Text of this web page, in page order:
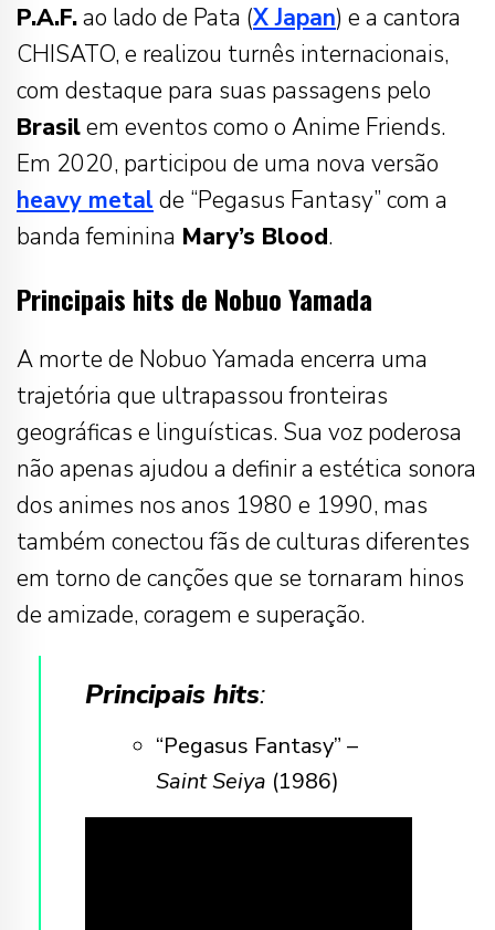
P.A.F.ao lado de Pata (X Japan) e a cantora
CHISATO, e realizou turnês internacionais,
com destaque para suas passagens pelo
Brasilem eventos como o Anime Friends.
Em 2020, participou de uma nova versão
heavy metal de “Pegasus Fantasy” com a
banda feminina Mary’s Blood.
Principais hits de Nobuo Yamada
A morte de Nobuo Yamada encerra uma
trajetória que ultrapassou fronteiras
geográficas e linguísticas. Sua voz poderosa
não apenas ajudou a definir a estética sonora
dos animes nos anos 1980 e 1990, mas
também conectou fãs de culturas diferentes
em torno de canções que se tornaram hinos
de amizade, coragem e superação.
Principais hits:
“Pegasus Fantasy” –
Saint Seiya (1986)